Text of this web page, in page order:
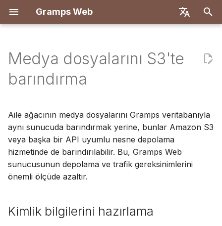
Gramps Web
Deutsch
Tiếng Việt
Türkçe
Русский
m
a
ş
l
t
Özellikler
Docker ile Dağıt
DigitalOcean
TrueNAS
Kimlik bilgilerini hazırlama
Gramps Web'i yapılandırma
Medya dosyalarını
senkronize etme
Giriş
Veri içe aktar
Veri dışa aktar
Kullanıcıları yönet
Gramps ile senkronize et
Giriş Kayıt
Ağacınızı keşfedin
Arama
Zaman Çizelgesi
Harita
Veri düzenle
Medya dosyaları ekle
Blog kullan
Görevleri yönet
DNA
Genel Bakış
Kromozom tarayıcısı
Y-DNA
Raporlar
Geçmiş
Revizyon geçmişi
Gelişmiş
GQL filtreleri
Harici arama
Kullanıcı ayarları
Bildirimler
Genel Bakış Giriş
API spesifikasyonu
Manuel sorgular
Frontend
Giriş
Mimari
Çeviri
Medya dosyalarını S3'te
barındırma
Aile ağacının medya dosyalarını Gramps veritabanıyla
aynı sunucuda barındırmak yerine, bunlar Amazon S3
veya başka bir API uyumlu nesne depolama
hizmetinde de barındırılabilir. Bu, Gramps Web
sunucusunun depolama ve trafik gereksinimlerini
önemli ölçüde azaltır.
Kimlik bilgilerini hazırlama